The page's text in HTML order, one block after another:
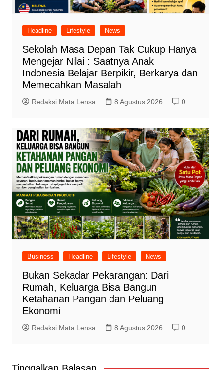
Headline Lifestyle News
Sekolah Masa Depan Tak Cukup Hanya
Mengejar Nilai : Saatnya Anak
Indonesia Belajar Berpikir, Berkarya dan
Memecahkan Masalah
Redaksi Mata Lensa 8 Agustus 2026 0
Business Headline Lifestyle News
Bukan Sekadar Pekarangan: Dari
Rumah, Keluarga Bisa Bangun
Ketahanan Pangan dan Peluang
Ekonomi
Redaksi Mata Lensa 8 Agustus 2026 0